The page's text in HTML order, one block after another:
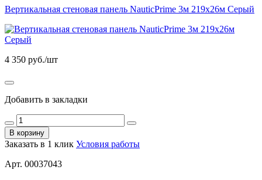
Вертикальная стеновая панель NauticPrime 3м 219х26м Серый
4 350 руб./шт
Добавить в закладки
В корзину
Заказать в 1 клик Условия работы
Арт. 00037043